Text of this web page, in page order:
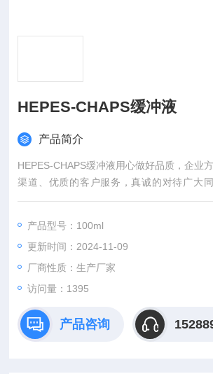
HEPES-CHAPS缓冲液
产品简介
HEPES-CHAPS缓冲液用心做好品质，企业
渠道、优质的客户服务，真诚的对待广大
海、武汉，等城市设有专业实验室，竭诚服
产品型号：100ml
更新时间：2024-11-09
厂商性质：生产厂家
访问量：1395
产品咨询